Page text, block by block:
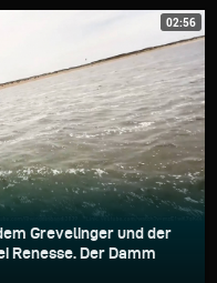
02:56
Grevelinger und der
Renesse. Der Damm